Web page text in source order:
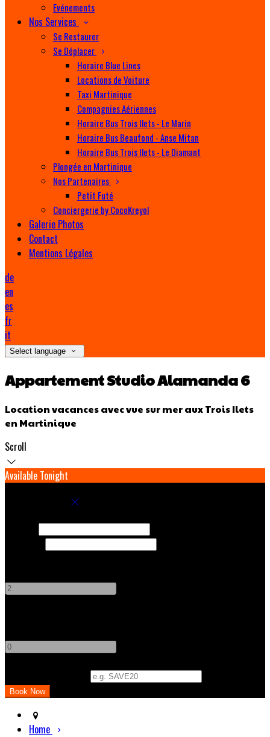
Evénements
Nos Services
Se Restaurer
Se Déplacer
Horaire Blue Lines
Locations de Voiture
Taxi Martinique
Compagnies Aériennes
Horaire Bus Trois Ilets - Le Marin
Horaire Bus Beaufond - Anse Mitan
Horaire Bus Trois Ilets - Le Diamant
Plongée en Martinique
Nos Partenaires
Petit Futé
Conciergerie by CocoKreyol
Galerie Photos
Contact
Mentions Légales
de
en
es
fr
it
Select language
Appartement Studio Alamanda 6
Location vacances avec vue sur mer aux Trois Ilets
en Martinique
Scroll
Available Tonight
Home